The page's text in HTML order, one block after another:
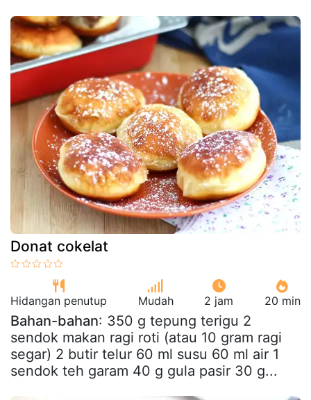
Donat cokelat
Hidangan penutup Mudah 2 jam 20 min
Bahan-bahan: 350 g tepung terigu 2
sendok makan ragi roti (atau 10 gram ragi
segar) 2 butir telur 60 ml susu 60 ml air 1
sendok teh garam 40 g gula pasir 30 g...